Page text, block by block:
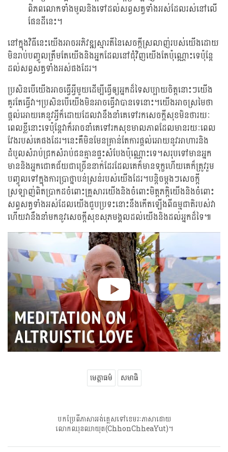
ពិភពលោកទាំងមូលនិងទៅដល់សព្វសត្វទាំងអស់ដែលរស់នៅលើ
ផែនដីនេះ។
នៅក្នុងវិធីនេះយើងអាចអភិវឌ្ឍស្មារតីនៃសេចក្តីស្រលាញ់របស់យើងដោយ
មិនរាប់បញ្ចូលត្រឹមតែយើងនិងអ្នកដែលនៅជុំវិញយើងតែប៉ុណ្ណោះទេប៉ុន្តែ
ដល់សព្វសត្វទាំងអស់ផងដែរ។
ប្រសិនបើយើងអាចធ្វើអ្វីមួយដើម្បីធ្វើឲ្យអ្នកដ៏ទៃសប្បាយចិត្តនោះៗយើង
គួរតែធ្វើវា។ប្រសិនបើយើងមិនអាចធ្វើវាបានទេនោះ។យើងអាចស្រមៃថា
ផ្តល់អោយគេនូវអ្វីក៏ដោយដែលវានឹងនាំគេទៅរកសេចក្តីសុខមិនថារយៈ
ពេលខ្លីនោះទេប៉ុន្តែវាក៏អាចនាំគេទៅរកសុខមាលភាពដែលមានរយៈពេល
វែងរបស់គេផងដែរ។នេះគឺមិនមែនគ្រាន់តែការផ្តល់អោយនូវអាហារនិង
ដំបូលសំរាប់ជ្រកសំរាប់ជនគ្មានផ្ទះសំបែងប៉ុណ្ណោះទេ។សរុបទៅមានអ្នក
មាននិងអ្នកជោគជ័យជាច្រើននាក់ដែរដែលគេក៏មានទុក្ខហើយគេក៏ត្រូវរួម
បញ្ចូលទៅក្នុងការប្រាថ្នាបន់ស្រន់របស់យើងដែរ។បន្តិចម្តងៗសេចក្តី
ស្រឡាញ់ពិតប្រាកដចំពោះគ្រួសារយើងនិងចំពោះមិត្តភក្តិយើងនិងចំពោះ
សព្វសត្វទាំងអស់ដែលយើងជួបប្រទះនោះនឹងកើតឡើងពីធម្មជាតិរបស់វា
ហើយវានឹងនាំមកនូវសេចក្តីសុខសុភមង្គលដល់យើងនិងដល់អ្នកដ៏ទៃ៕
មេត្តាធម៌ សមាធិ
បកប្រែពីភាសាអង់គ្លេសទៅខេមរៈភាសាដោយ
លោកឈុនឈាយុត(ChhonChheaYut)។